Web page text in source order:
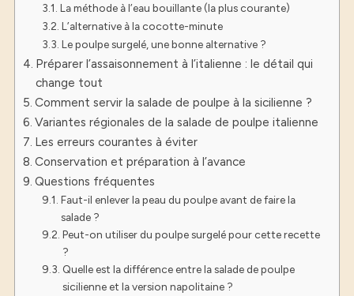
La méthode à l’eau bouillante (la plus courante)
L’alternative à la cocotte-minute
Le poulpe surgelé, une bonne alternative ?
Préparer l’assaisonnement à l’italienne : le détail qui
change tout
Comment servir la salade de poulpe à la sicilienne ?
Variantes régionales de la salade de poulpe italienne
Les erreurs courantes à éviter
Conservation et préparation à l’avance
Questions fréquentes
Faut-il enlever la peau du poulpe avant de faire la
salade ?
Peut-on utiliser du poulpe surgelé pour cette recette
?
Quelle est la différence entre la salade de poulpe
sicilienne et la version napolitaine ?